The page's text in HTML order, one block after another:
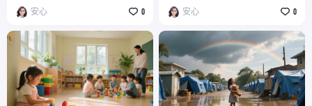
安心 0 安心 0